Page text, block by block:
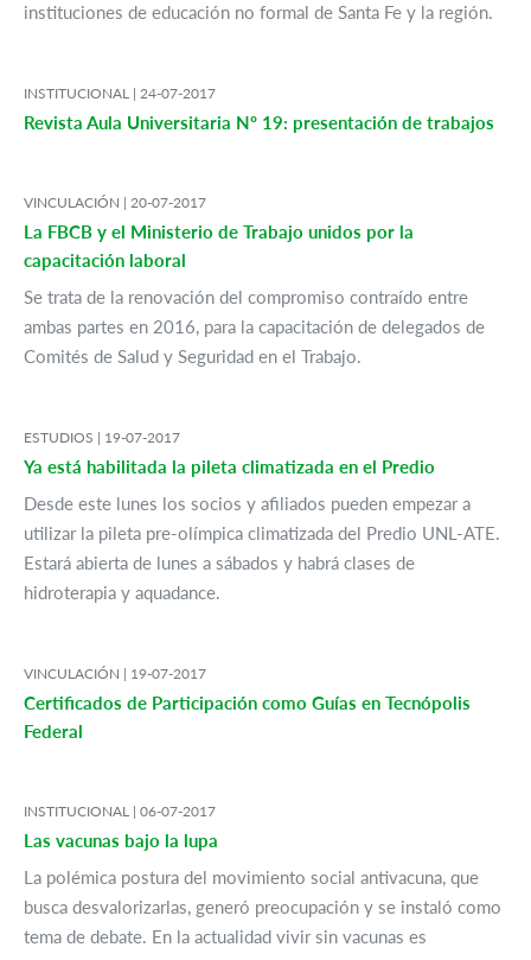
instituciones de educación no formal de Santa Fe y la región.
INSTITUCIONAL | 24-07-2017
Revista Aula Universitaria Nº 19: presentación de trabajos
VINCULACIÓN | 20-07-2017
La FBCB y el Ministerio de Trabajo unidos por la
capacitación laboral
Se trata de la renovación del compromiso contraído entre
ambas partes en 2016, para la capacitación de delegados de
Comités de Salud y Seguridad en el Trabajo.
ESTUDIOS | 19-07-2017
Ya está habilitada la pileta climatizada en el Predio
Desde este lunes los socios y afiliados pueden empezar a
utilizar la pileta pre-olímpica climatizada del Predio UNL-ATE.
Estará abierta de lunes a sábados y habrá clases de
hidroterapia y aquadance.
VINCULACIÓN | 19-07-2017
Certificados de Participación como Guías en Tecnópolis
Federal
INSTITUCIONAL | 06-07-2017
Las vacunas bajo la lupa
La polémica postura del movimiento social antivacuna, que
busca desvalorizarlas, generó preocupación y se instaló como
tema de debate. En la actualidad vivir sin vacunas es